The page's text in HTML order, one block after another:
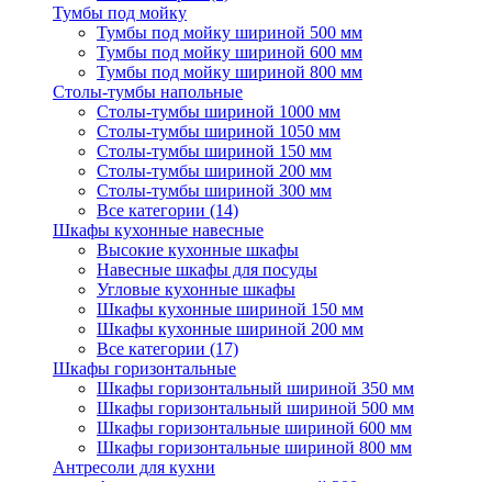
Тумбы под мойку
Тумбы под мойку шириной 500 мм
Тумбы под мойку шириной 600 мм
Тумбы под мойку шириной 800 мм
Столы-тумбы напольные
Столы-тумбы шириной 1000 мм
Столы-тумбы шириной 1050 мм
Столы-тумбы шириной 150 мм
Столы-тумбы шириной 200 мм
Столы-тумбы шириной 300 мм
Все категории (14)
Шкафы кухонные навесные
Высокие кухонные шкафы
Навесные шкафы для посуды
Угловые кухонные шкафы
Шкафы кухонные шириной 150 мм
Шкафы кухонные шириной 200 мм
Все категории (17)
Шкафы горизонтальные
Шкафы горизонтальный шириной 350 мм
Шкафы горизонтальный шириной 500 мм
Шкафы горизонтальные шириной 600 мм
Шкафы горизонтальные шириной 800 мм
Антресоли для кухни